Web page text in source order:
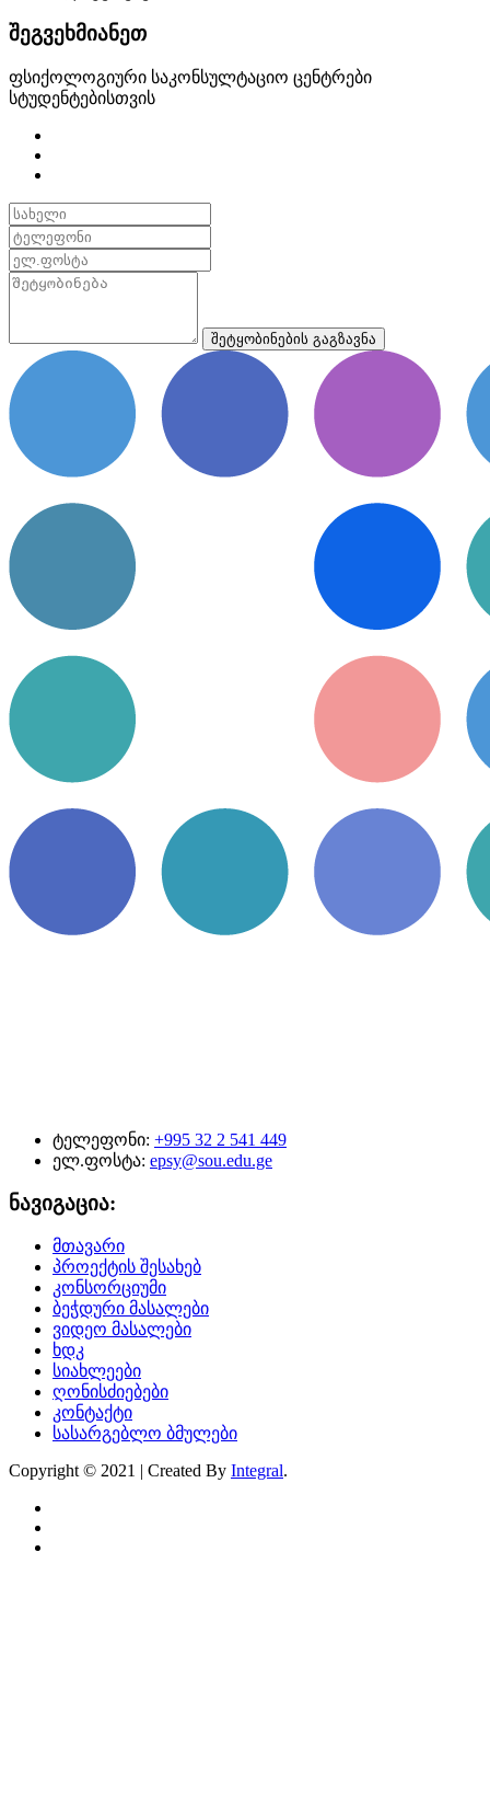
შეგვეხმიანეთ
ფსიქოლოგიური საკონსულტაციო ცენტრები
სტუდენტებისთვის
შეტყობინების გაგზავნა
ტელეფონი: +995 32 2 541 449
ელ.ფოსტა: epsy@sou.edu.ge
ნავიგაცია:
მთავარი
პროექტის შესახებ
კონსორციუმი
ბეჭდური მასალები
ვიდეო მასალები
ხდკ
სიახლეები
ღონისძიებები
კონტაქტი
სასარგებლო ბმულები
Copyright © 2021 | Created By Integral.